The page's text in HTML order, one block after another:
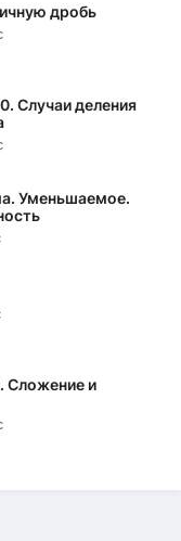
дробь
Случаи деления
Уменьшаемое.
Сложение и